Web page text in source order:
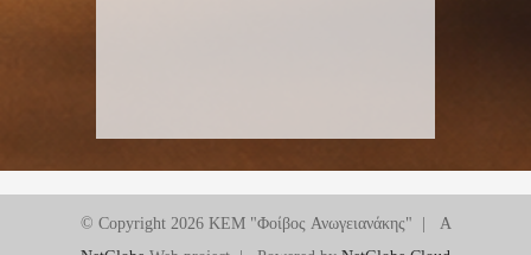
© Copyright 2026 ΚΕΜ "Φοίβος Ανωγειανάκης" | A